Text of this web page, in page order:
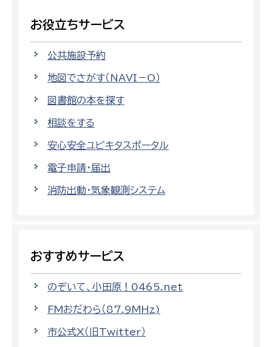
お役立ちサービス
公共施設予約
地図でさがす（NAVI－O）
図書館の本を探す
相談をする
安心安全ユビキタスポータル
電子申請・届出
消防出動・気象観測システム
おすすめサービス
のぞいて、小田原！0465.net
FMおだわら（87.9MHz)
市公式X（旧Twitter）